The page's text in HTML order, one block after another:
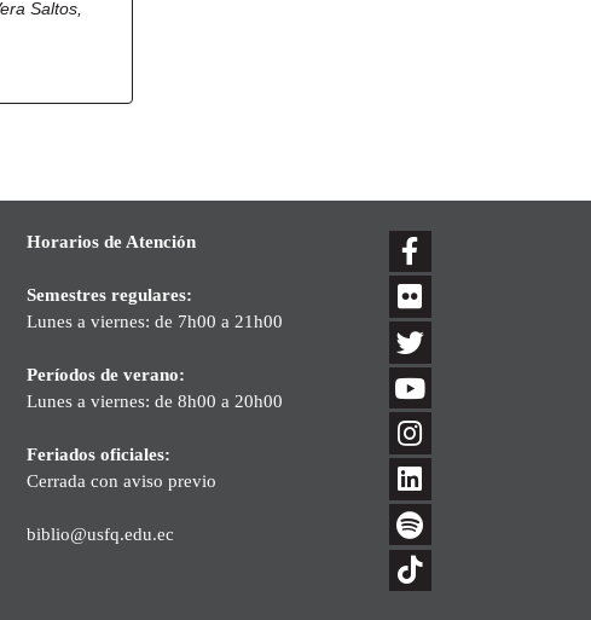
Saltos,
Horarios de Atención
Semestres regulares:
Lunes a viernes: de 7h00 a 21h00
Períodos de verano:
Lunes a viernes: de 8h00 a 20h00
Feriados oficiales:
Cerrada con aviso previo
biblio@usfq.edu.ec